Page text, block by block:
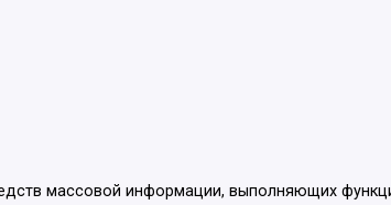
массовой информации, выполняющих